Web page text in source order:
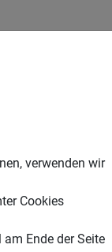
verwenden wir
Cookies
Ende der Seite